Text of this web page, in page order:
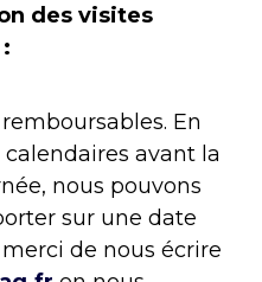
des visites
En
avant la
nous pouvons
sur une date
de nous écrire